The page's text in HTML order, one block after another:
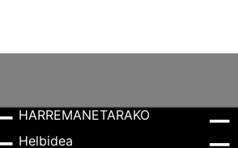
HARREMANETARAKO
Helbidea